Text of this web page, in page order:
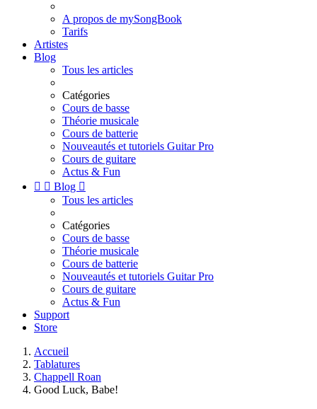
A propos de mySongBook
Tarifs
Artistes
Blog
Tous les articles
Catégories
Cours de basse
Théorie musicale
Cours de batterie
Nouveautés et tutoriels Guitar Pro
Cours de guitare
Actus & Fun
  Blog 
Tous les articles
Catégories
Cours de basse
Théorie musicale
Cours de batterie
Nouveautés et tutoriels Guitar Pro
Cours de guitare
Actus & Fun
Support
Store
Accueil
Tablatures
Chappell Roan
Good Luck, Babe!